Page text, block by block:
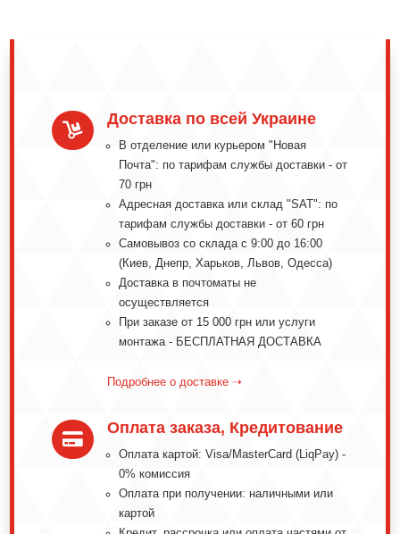

Доставка по всей Украине
В отделение или курьером "Новая
Почта": по тарифам службы доставки - от
70 грн
Адресная доставка или склад "SAT": по
тарифам службы доставки - от 60 грн
Самовывоз со склада с 9:00 до 16:00
(Киев, Днепр, Харьков, Львов, Одесса)
Доставка в почтоматы не
осуществляется
При заказе от 15 000 грн или услуги
монтажа - БЕСПЛАТНАЯ ДОСТАВКА
Подробнее о доставке ➝

Оплата заказа, Кредитование
Оплата картой: Visa/MasterCard (LiqPay) -
0% комиссия
Оплата при получении: наличными или
картой